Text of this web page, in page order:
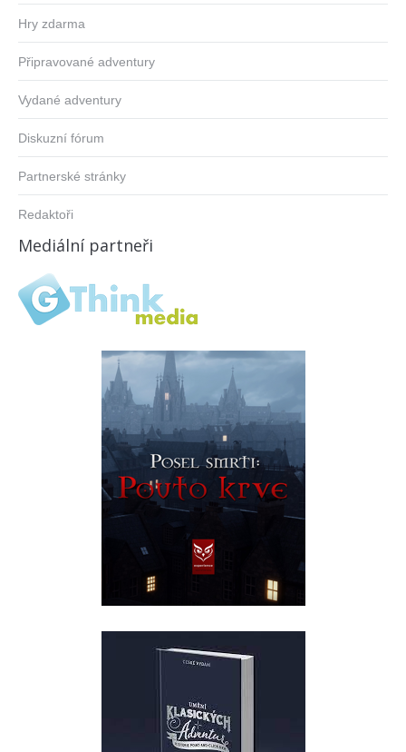
Hry zdarma
Připravované adventury
Vydané adventury
Diskuzní fórum
Partnerské stránky
Redaktoři
Mediální partneři